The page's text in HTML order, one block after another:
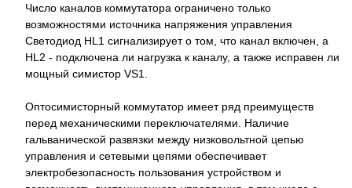
Число каналов коммутатора ограничено только
возможностями источника напряжения управления
Светодиод HL1 сигнализирует о том, что канал включен, a
HL2 - подключена ли нагрузка к каналу, а также исправен ли
мощный симистор VS1.
Оптосимисторный коммутатор имеет ряд преимуществ
перед механическими переключателями. Наличие
гальванической развязки между низковольтной цепью
управления и сетевыми цепями обеспечивает
электробезопасность пользования устройством и